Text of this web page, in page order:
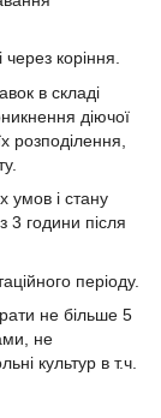
коріння.
в складі
діючої
розподілення,
умов і стану
3 години після
періоду.
не більше 5
не
культур в т.ч.